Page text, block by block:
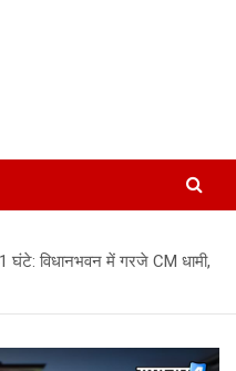
घंटे: विधानभवन में गरजे CM धामी,